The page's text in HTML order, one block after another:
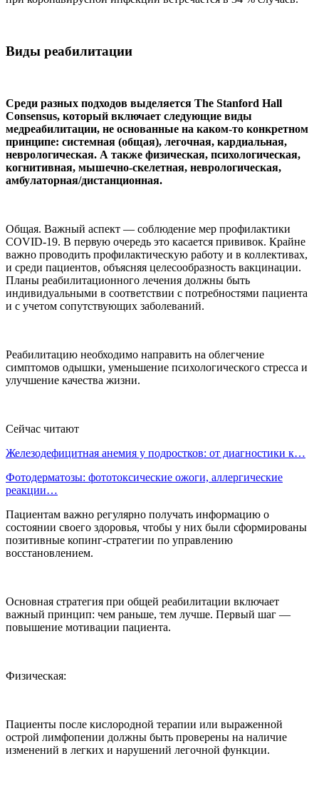
Виды реабилитации
Среди разных подходов выделяется The Stanford Hall
Consensus, который включает следующие виды
медреабилитации, не основанные на каком-то конкретном
принципе: системная (общая), легочная, кардиальная,
неврологическая. А также физическая, психологическая,
когнитивная, мышечно-скелетная, неврологическая,
амбулаторная/дистанционная.
Общая. Важный аспект — соблюдение мер профилактики
COVID-19. В первую очередь это касается прививок. Крайне
важно проводить профилактическую работу и в коллективах,
и среди пациентов, объясняя целесообразность вакцинации.
Планы реабилитационного лечения должны быть
индивидуальными в соответствии с потребностями пациента
и с учетом сопутствующих заболеваний.
Реабилитацию необходимо направить на облегчение
симптомов одышки, уменьшение психологического стресса и
улучшение качества жизни.
Сейчас читают
Железодефицитная анемия у подростков: от диагностики к…
Фотодерматозы: фототоксические ожоги, аллергические
реакции…
Пациентам важно регулярно получать информацию о
состоянии своего здоровья, чтобы у них были сформированы
позитивные копинг-стратегии по управлению
восстановлением.
Основная стратегия при общей реабилитации включает
важный принцип: чем раньше, тем лучше. Первый шаг —
повышение мотивации пациента.
Физическая:
Пациенты после кислородной терапии или выраженной
острой лимфопении должны быть проверены на наличие
изменений в легких и нарушений легочной функции.